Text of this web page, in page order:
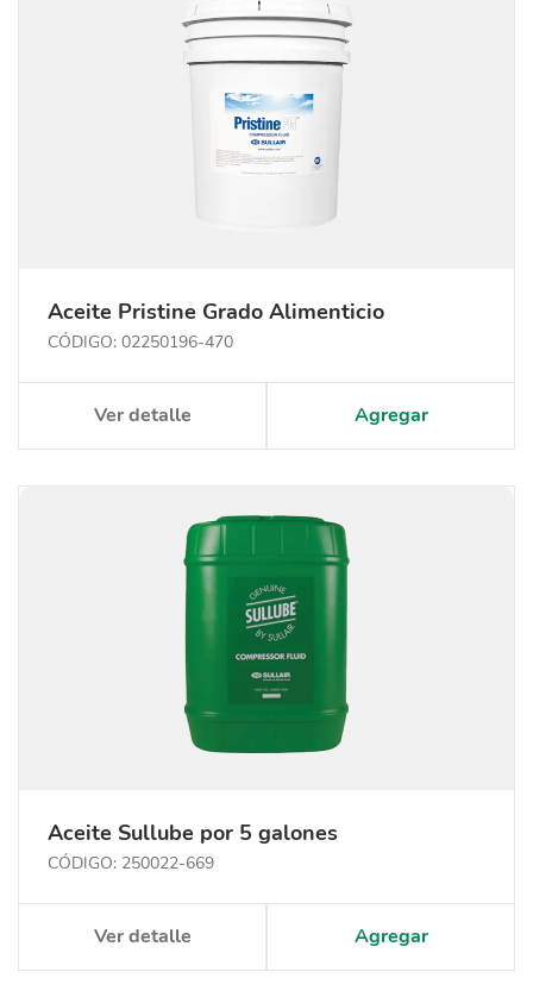
Aceite Pristine Grado Alimenticio
CÓDIGO: 02250196-470
Ver detalle Agregar
Aceite Sullube por 5 galones
CÓDIGO: 250022-669
Ver detalle Agregar